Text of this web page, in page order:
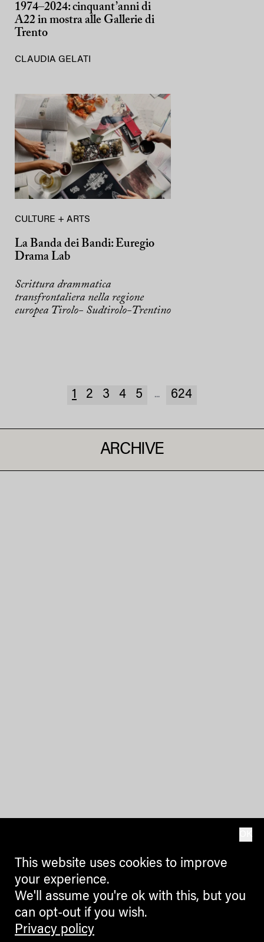
1974–2024: cinquant’anni di
A22 in mostra alle Gallerie di
Trento
CLAUDIA GELATI
CULTURE + ARTS
La Banda dei Bandi: Euregio
Drama Lab
Scrittura drammatica
transfrontaliera nella regione
europea Tirolo- Sudtirolo-Trentino
1 2 3 4 5 ... 624
ARCHIVE
This website uses cookies to improve
your experience.
We'll assume you're ok with this, but you
can opt-out if you wish.
Privacy policy